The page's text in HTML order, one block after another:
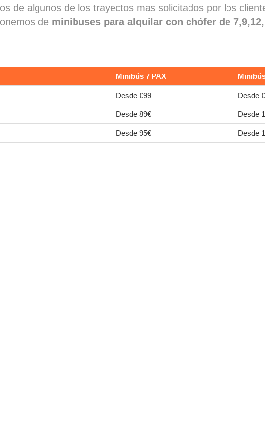
de algunos de los trayectos mas solicitados por los
de minibuses para alquilar con chófer de
Minibús 7 PAX
Desde €99 Desde
Desde 89€ Desde
Desde 95€ Desde